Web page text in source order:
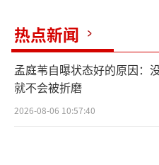
热点新闻
孟庭苇自曝状态好的原因：
就不会被折磨
2026-08-06 10:57:40